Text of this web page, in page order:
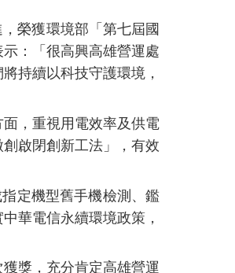
榮獲環境部 「第七屆國
：「很高興高雄營運處
持續以科技守護環境，
，重視用電效率及供電
啟閉創新工法 」
，有效
定機型舊手機檢測、鑑
華電信永續環境政策，
獎，充分肯定高雄營運